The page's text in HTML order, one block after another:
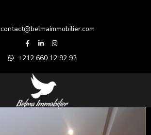
contact@belmaimmobilier.com
+212 660 12 92 92